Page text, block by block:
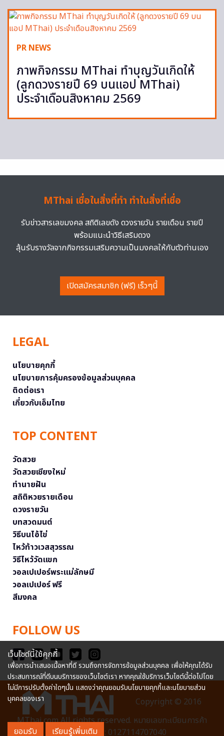
PR NEWS
ภาพกิจกรรม MThai ทำบุญวันเกิดให้
(ลูกดวงรายปี 69 บนแอป MThai)
ประจำเดือนสิงหาคม 2569
MThai เชื่อในสิ่งที่ทำ ทำในสิ่งที่เชื่อ
รับข่าวสารเลขมงคล สถิติเลขดัง ดวงรายวัน รายเดือน รายปี
พร้อมแนะนำวิธีเสริมดวง
ลุ้นรับรางวัลจากกิจกรรมเสริมความเป็นมงคลให้กับตัวท่านเอง
เปิดสมัครสมาชิก (ฟรี) เร็วๆนี้
LEGAL
นโยบายคุกกี้
นโยบายการคุ้มครองข้อมูลส่วนบุคคล
ติดต่อเรา
เกี่ยวกับเอ็มไทย
TOP CONTENT
วัดสวย
วัดสวยเชียงใหม่
ทำนายฝัน
สถิติหวยรายเดือน
ดวงรายวัน
บทสวดมนต์
วิธีบนไอ้ไข่
ไหว้ท้าวเวสสุวรรณ
วิธีไหว้วัดแขก
วอลเปเปอร์พระแม่ลักษมี
วอลเปเปอร์ ฟรี
สีมงคล
FOLLOW US
Copyright © 2016
MThai.com All rights reserved. หมายเลขทะเบียนการค้า
อิเล็กทรอนิกส์ : 0127114707040
เว็บไซต์นี้ใช้คุกกี้
เพื่อการนำเสนอเนื้อหาที่ดี รวมถึงการจัดการข้อมูลส่วนบุคคล เพื่อให้คุณได้รับ
ประสบการณ์ที่ดีบนบริการของเว็บไซต์เรา หากคุณใช้บริการเว็บไซต์นี้ต่อไปโดย
ไม่มีการปรับตั้งค่าใดๆนั้น แสดงว่าคุณยอมรับนโยบายคุกกี้และนโยบายส่วน
บุคคลของเรา
ยอมรับ เรียนรู้เพิ่มเติม